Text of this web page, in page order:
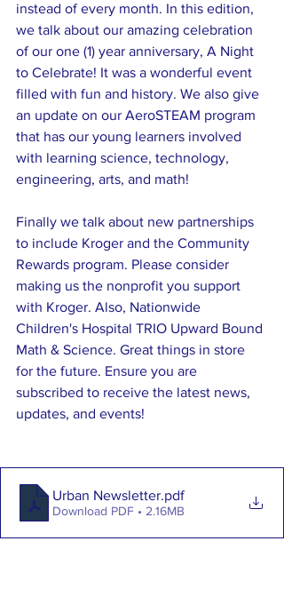
instead of every month. In this edition,
we talk about our amazing celebration
of our one (1) year anniversary, A Night
to Celebrate! It was a wonderful event
filled with fun and history. We also give
an update on our AeroSTEAM program
that has our young learners involved
with learning science, technology,
engineering, arts, and math!
Finally we talk about new partnerships
to include Kroger and the Community
Rewards program. Please consider
making us the nonprofit you support
with Kroger. Also, Nationwide
Children's Hospital TRIO Upward Bound
Math & Science. Great things in store
for the future. Ensure you are
subscribed to receive the latest news,
updates, and events!
Urban Newsletter.pdf
Download PDF • 2.16MB